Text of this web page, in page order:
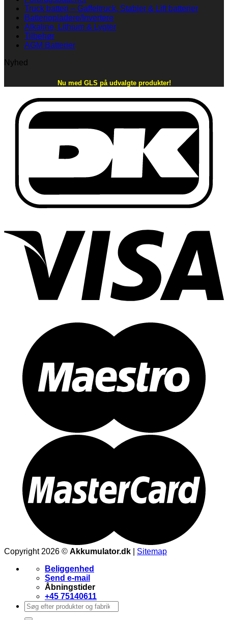
Truck batteri – Gaffeltruck, Stabler & Lift batterier
Batteriopladere/Invertere
Alkaline, Lithium & Lygter
Tilbehør
AGM Batterier
Nyhed
Nu med GLS på udvalgte produkter!
Copyright 2026 © Akkumulator.dk
Sitemap
Beliggenhed
Send e-mail
Åbningstider
+45 75140611
Søg
efter: